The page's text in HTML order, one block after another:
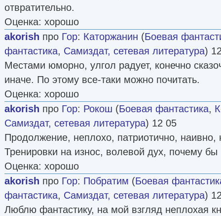
отвратительно.
Оценка: хорошо
akorish про Гор: Каторжанин (Боевая
фантастика, Самиздат, сетевая литература)
Местами юморно, улгол радует, конечно
иначе. По этому все-таки можно почитать.
Оценка: хорошо
akorish про Гор: Рокош (Боевая фантастика,
Самиздат, сетевая литература) 12 05
Продолжение, неплохо, патриотично, наивно,
Тренировки на износ, волевой дух, почему бы
Оценка: хорошо
akorish про Гор: Побратим (Боевая
фантастика, Самиздат, сетевая литература)
Люблю фантастику, на мой взгляд неплохая